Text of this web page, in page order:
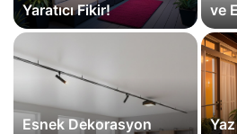
Yaratıcı Fikir!
ve
Esnek Dekorasyon